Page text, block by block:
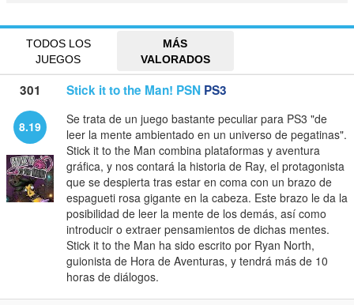
TODOS LOS
JUEGOS
MÁS
VALORADOS
301 Stick it to the Man! PSN PS3
8.19
Se trata de un juego bastante peculiar para PS3 "de
leer la mente ambientado en un universo de pegatinas".
Stick it to the Man combina plataformas y aventura
gráfica, y nos contará la historia de Ray, el protagonista
que se despierta tras estar en coma con un brazo de
espagueti rosa gigante en la cabeza. Este brazo le da la
posibilidad de leer la mente de los demás, así como
introducir o extraer pensamientos de dichas mentes.
Stick it to the Man ha sido escrito por Ryan North,
guionista de Hora de Aventuras, y tendrá más de 10
horas de diálogos.